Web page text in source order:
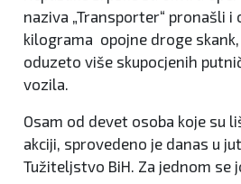
naziva „Transporter“ pronašli i
kilograma opojne droge
oduzeto više skupocjenih
vozila.
Osam od devet osoba koje su
akciji, sprovedeno je danas u
Tužiteljstvo BiH. Za jednom se